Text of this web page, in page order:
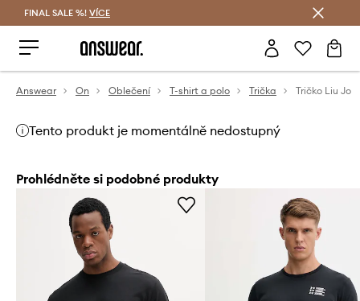
FINAL SALE %! VÍCE
Answear On Oblečení T-shirt a polo Trička Tričko Liu Jo
Tento produkt je momentálně nedostupný
Prohlédněte si podobné produkty